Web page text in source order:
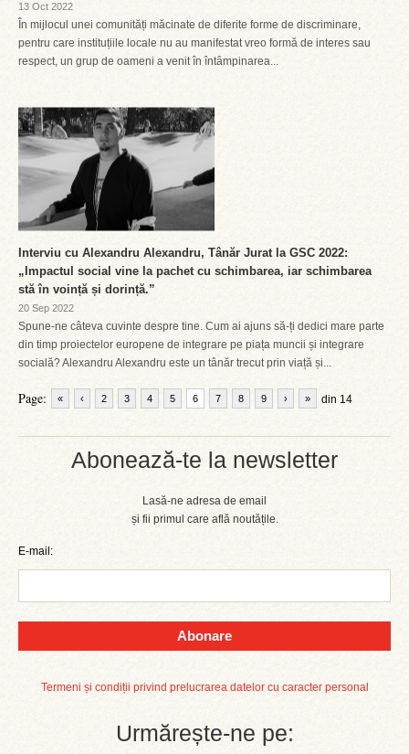
Abonează-te la newsletter
Lasă-ne adresa de email
și fii primul care află noutățile.
E-mail:
Abonare
Termeni și condiții privind prelucrarea datelor cu caracter personal
Urmărește-ne pe:
13 Oct 2022
În mijlocul unei comunități măcinate de diferite forme de discriminare,
pentru care instituțiile locale nu au manifestat vreo formă de interes sau
respect, un grup de oameni a venit în întâmpinarea...
Interviu cu Alexandru Alexandru, Tânăr Jurat la GSC 2022:
„Impactul social vine la pachet cu schimbarea, iar schimbarea
stă în voință și dorință.”
20 Sep 2022
Spune-ne câteva cuvinte despre tine. Cum ai ajuns să-ți dedici mare parte
din timp proiectelor europene de integrare pe piața muncii și integrare
socială? Alexandru Alexandru este un tânăr trecut prin viață și...
Page: « ‹ 2 3 4 5 6 7 8 9 din 14
› »